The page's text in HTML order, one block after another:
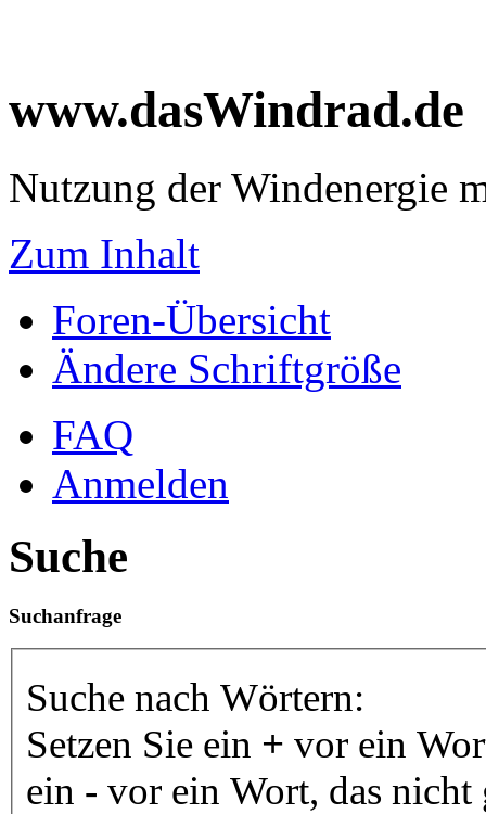
www.dasWindrad.de
Nutzung der Windenergie
Zum Inhalt
Foren-Übersicht
Ändere Schriftgröße
FAQ
Anmelden
Suche
Suchanfrage
Suche nach Wörtern:
Setzen Sie ein + vor ein
ein - vor ein Wort, das nicht